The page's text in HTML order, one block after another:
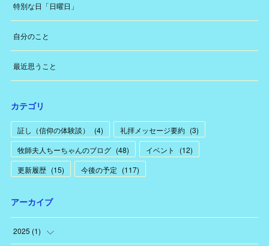
特別な日「日曜日」
自分のこと
最近思うこと
カテゴリ
証し（信仰の体験談） (4) 礼拝メッセージ要約 (3)
牧師夫人ちーちゃんのブログ (48) イベント (12)
更新履歴 (15) 今後の予定 (117)
アーカイブ
2025 (1)